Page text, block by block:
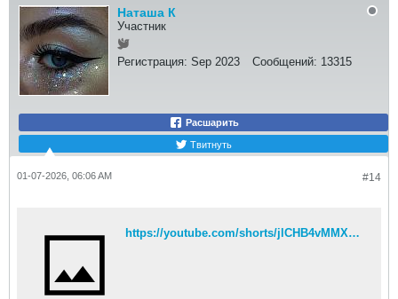
Наташа К
Участник
Регистрация: Sep 2023 Сообщений: 13315
Расшарить
Твитнуть
#14
01-07-2026, 06:06 AM
https://youtube.com/shorts/jlCHB4vMMX8?si=foIY21T2edtX45oy